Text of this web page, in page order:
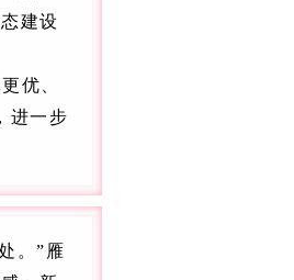
建设
优、
进一步
。”雁